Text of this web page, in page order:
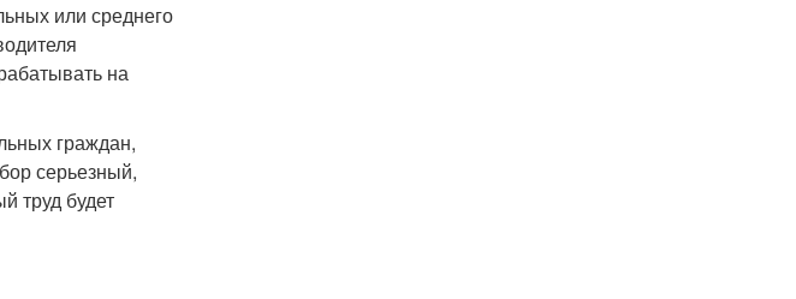
или среднего
на
граждан,
серьезный,
труд будет